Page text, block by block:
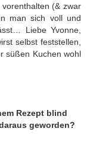
(& zwar
man sich voll und
Liebe Yvonne,
selbst feststellen,
süßen Kuchen wohl
Rezept blind
geworden?